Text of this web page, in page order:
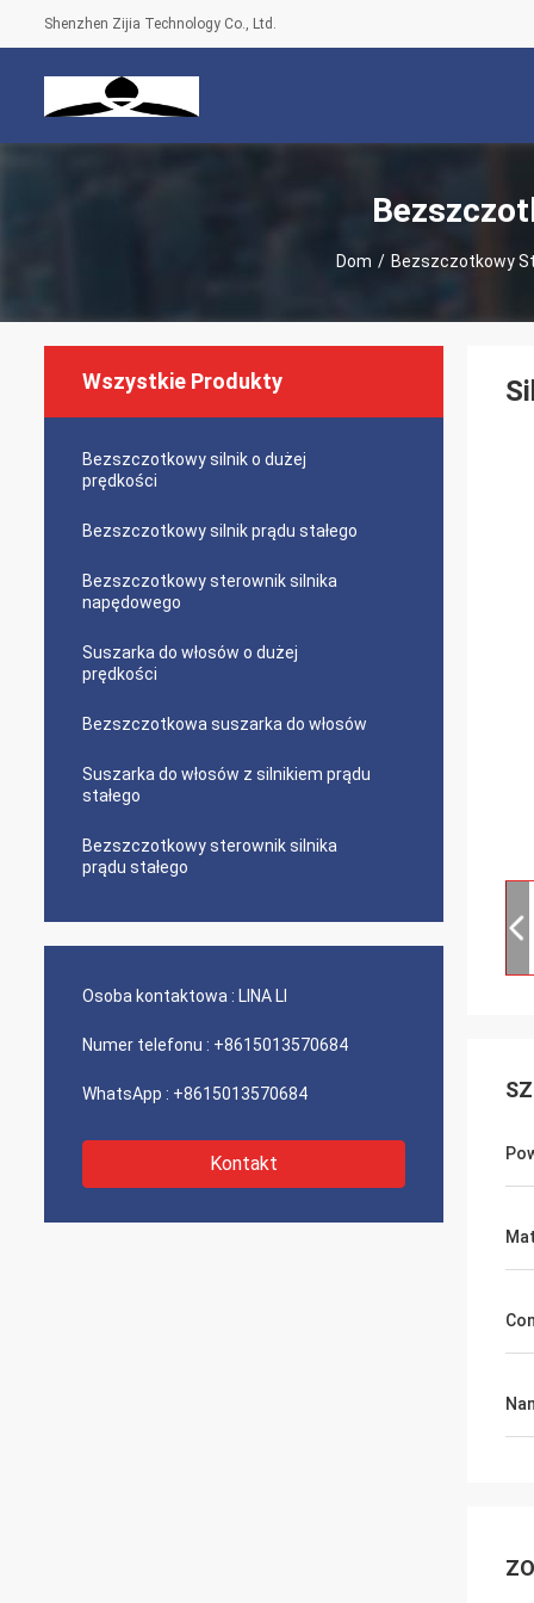
Shenzhen Zijia Technology Co., Ltd.
Dom / Bezszczotkowy
Wszystkie Produkty
Bezszczotkowy silnik o dużej
prędkości
Bezszczotkowy silnik prądu stałego
Bezszczotkowy sterownik silnika
napędowego
Suszarka do włosów o dużej
prędkości
Bezszczotkowa suszarka do włosów
Suszarka do włosów z silnikiem prądu
stałego
Bezszczotkowy sterownik silnika
prądu stałego
Osoba kontaktowa : LINA LI
Numer telefonu : +8615013570684
WhatsApp : +8615013570684
Kontakt